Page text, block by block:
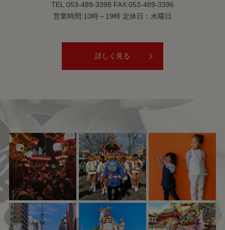
TEL:053-489-3398 FAX:053-489-3396
営業時間:10時～19時 定休日：水曜日
詳しく見る